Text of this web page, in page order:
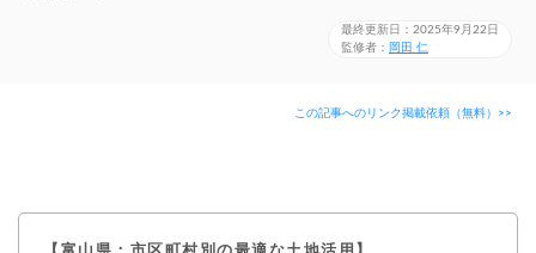
最終更新日：2025年9月22日
監修者： 岡田 仁
この記事へのリンク掲載依頼（無料）>>